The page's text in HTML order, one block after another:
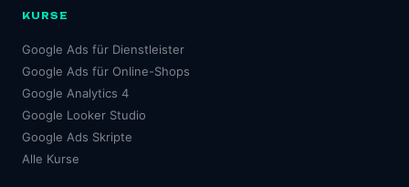
KURSE
Google Ads für Dienstleister
Google Ads für Online-Shops
Google Analytics 4
Google Looker Studio
Google Ads Skripte
Alle Kurse